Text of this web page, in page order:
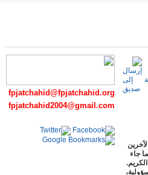
الآخرين
جاء
fpjatchahid@fpjatchahid.org
fpjatchahid2004@gmail.com